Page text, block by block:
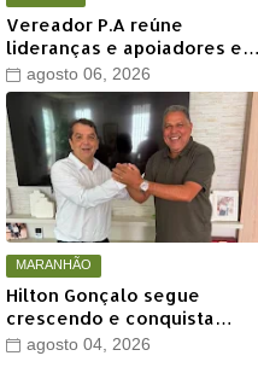
Vereador P.A reúne
lideranças e apoiadores em
grande encontro político
neste sábado em Timon
agosto 06, 2026
MARANHÃO
Hilton Gonçalo segue
crescendo e conquista
apoio do prefeito de Lago
agosto 04, 2026